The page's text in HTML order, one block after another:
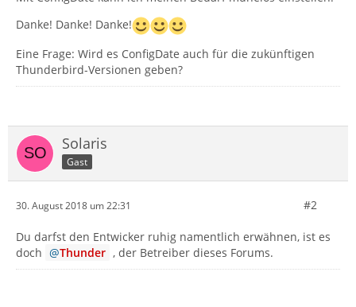
Danke! Danke! Danke!
Eine Frage: Wird es ConfigDate auch für die zukünftigen
Thunderbird-Versionen geben?
Solaris
Gast
30. August 2018 um 22:31 #2
Du darfst den Entwicker ruhig namentlich erwähnen, ist es
doch
Thunder , der Betreiber dieses Forums.